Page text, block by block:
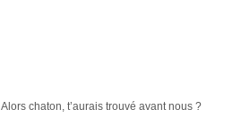
Alors chaton, t’aurais trouvé avant nous ?